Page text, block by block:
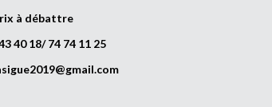
à débattre
40 18/ 74 74 11 25